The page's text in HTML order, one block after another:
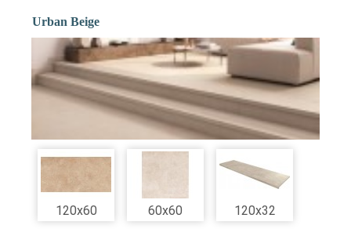
Urban Beige
120x60 60x60 120x32